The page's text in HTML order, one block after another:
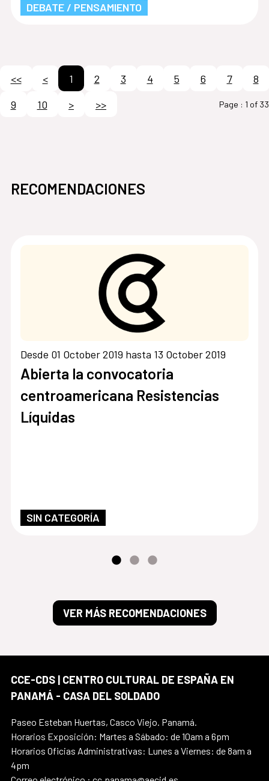
DEBATE / PENSAMIENTO
<< < 1 2 3 4 5 6 7
8
9
10 > >> Page : 1 of 33
RECOMENDACIONES
Desde 01 October 2019 hasta 13 October 2019
Abierta la convocatoria
centroamericana Resistencias
Líquidas
SIN CATEGORÍA
VER MÁS RECOMENDACIONES
CCE-CDS | CENTRO CULTURAL DE ESPAÑA EN
PANAMÁ - CASA DEL SOLDADO
Paseo Esteban Huertas, Casco Viejo. Panamá.
Horarios Exposición: Martes a Sábado: de 10am a 6pm
Horarios Oficias Administrativas: Lunes a Viernes: de 8am a
4pm